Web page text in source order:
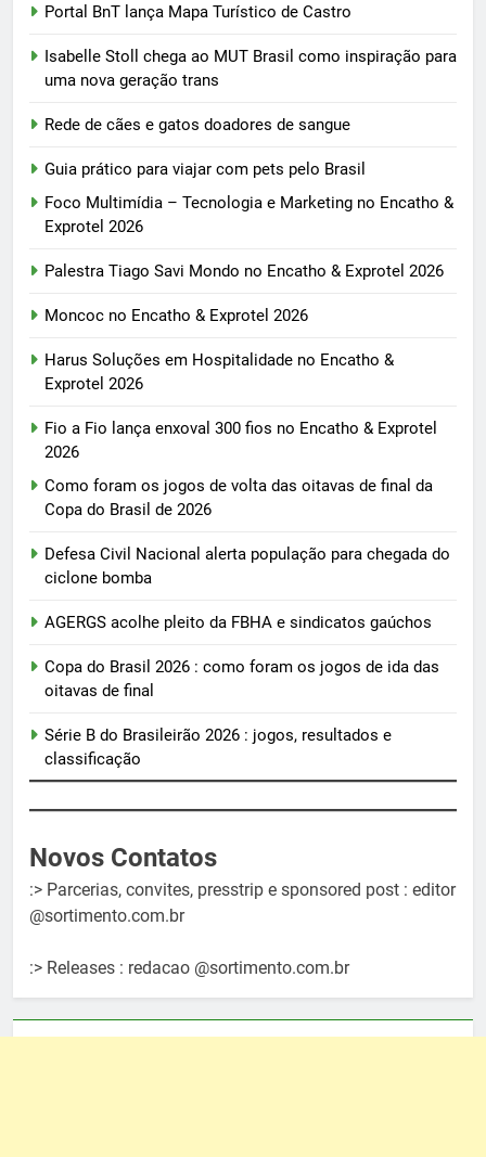
Portal BnT lança Mapa Turístico de Castro
Isabelle Stoll chega ao MUT Brasil como inspiração para
uma nova geração trans
Rede de cães e gatos doadores de sangue
Guia prático para viajar com pets pelo Brasil
Foco Multimídia – Tecnologia e Marketing no Encatho &
Exprotel 2026
Palestra Tiago Savi Mondo no Encatho & Exprotel 2026
Moncoc no Encatho & Exprotel 2026
Harus Soluções em Hospitalidade no Encatho &
Exprotel 2026
Fio a Fio lança enxoval 300 fios no Encatho & Exprotel
2026
Como foram os jogos de volta das oitavas de final da
Copa do Brasil de 2026
Defesa Civil Nacional alerta população para chegada do
ciclone bomba
AGERGS acolhe pleito da FBHA e sindicatos gaúchos
Copa do Brasil 2026 : como foram os jogos de ida das
oitavas de final
Série B do Brasileirão 2026 : jogos, resultados e
classificação
Novos Contatos
:> Parcerias, convites, presstrip e sponsored post : editor
@sortimento.com.br
:> Releases : redacao @sortimento.com.br